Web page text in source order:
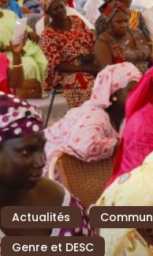
Actualités
Genre et DESC